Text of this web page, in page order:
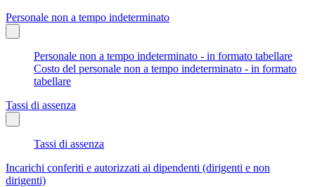
Personale non a tempo indeterminato
Personale non a tempo indeterminato - in formato tabellare
Costo del personale non a tempo indeterminato - in formato
tabellare
Tassi di assenza
Tassi di assenza
Incarichi conferiti e autorizzati ai dipendenti (dirigenti e non
dirigenti)